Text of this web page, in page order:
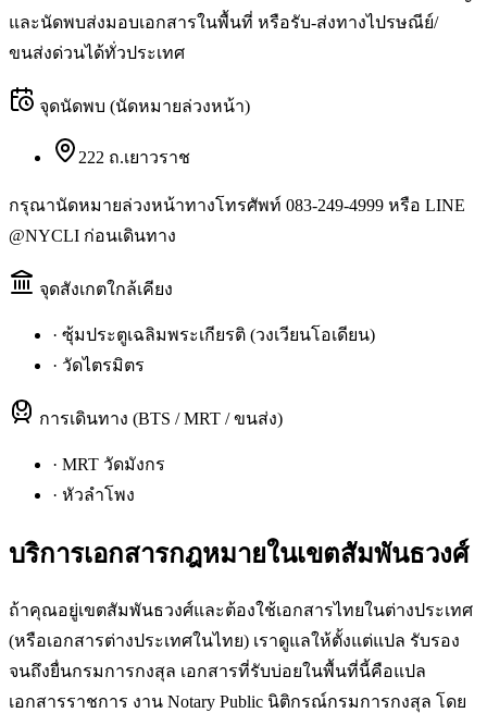
และนัดพบส่งมอบเอกสารในพื้นที่ หรือรับ-ส่งทางไปรษณีย์/
ขนส่งด่วนได้ทั่วประเทศ
จุดนัดพบ (นัดหมายล่วงหน้า)
222 ถ.เยาวราช
กรุณานัดหมายล่วงหน้าทางโทรศัพท์ 083-249-4999 หรือ LINE
@NYCLI ก่อนเดินทาง
จุดสังเกตใกล้เคียง
· ซุ้มประตูเฉลิมพระเกียรติ (วงเวียนโอเดียน)
· วัดไตรมิตร
การเดินทาง (BTS / MRT / ขนส่ง)
· MRT วัดมังกร
· หัวลำโพง
บริการเอกสารกฎหมายในเขตสัมพันธวงศ์
ถ้าคุณอยู่เขตสัมพันธวงศ์และต้องใช้เอกสารไทยในต่างประเทศ
(หรือเอกสารต่างประเทศในไทย) เราดูแลให้ตั้งแต่แปล รับรอง
จนถึงยื่นกรมการกงสุล เอกสารที่รับบ่อยในพื้นที่นี้คือแปล
เอกสารราชการ งาน Notary Public นิติกรณ์กรมการกงสุล โดย